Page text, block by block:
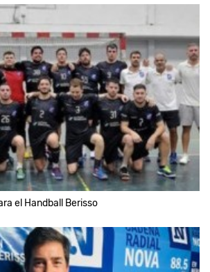
el Handball Berisso